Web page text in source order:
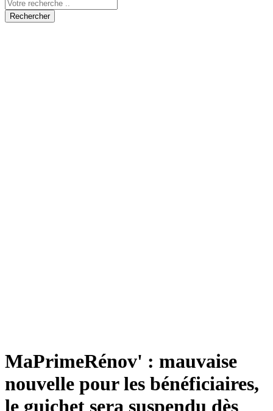
Rechercher
MaPrimeRénov' : mauvaise
nouvelle pour les bénéficiaires,
le guichet sera suspendu dès